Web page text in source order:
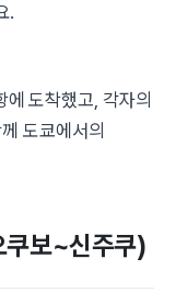
.
도착했고, 각자의
도쿄에서의
쿠보~신주쿠)